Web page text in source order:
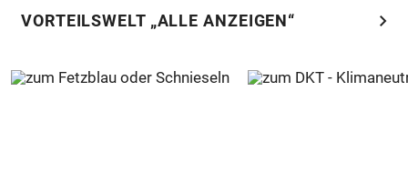
VORTEILSWELT „ALLE ANZEIGEN“ chevron_right